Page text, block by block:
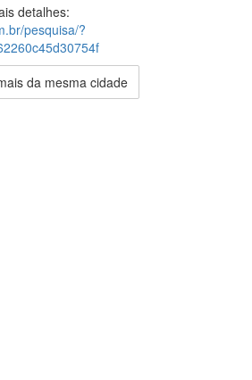
detalhes:
pesquisa/?
da mesma cidade